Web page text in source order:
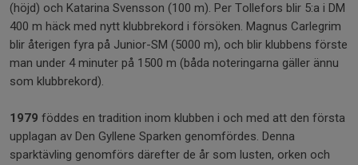
(höjd) och Katarina Svensson (100 m). Per Tollefors blir 5:a i DM
400 m häck med nytt klubbrekord i försöken. Magnus Carlegrim
blir återigen fyra på Junior-SM (5000 m), och blir klubbens förste
man under 4 minuter på 1500 m (båda noteringarna gäller ännu
som klubbrekord).
1979 föddes en tradition inom klubben i och med att den första
upplagan av Den Gyllene Sparken genomfördes. Denna
sparktävling genomförs därefter de år som lusten, orken och